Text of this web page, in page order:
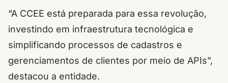
“A CCEE está preparada para essa revolução,
investindo em infraestrutura tecnológica e
simplificando processos de cadastros e
gerenciamentos de clientes por meio de APIs”,
destacou a entidade.